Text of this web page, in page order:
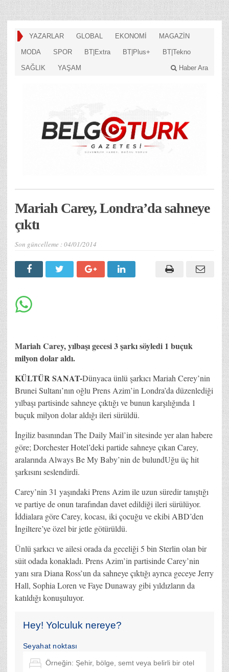
YAZARLAR GLOBAL EKONOMİ MAGAZİN
MODA SPOR BT|Extra BT|Plus+ BT|Tekno
SAĞLIK YAŞAM Haber Ara
Mariah Carey, Londra’da sahneye
çıktı
Son güncelleme :04/01/2014
Mariah Carey, yılbaşı gecesi 3 şarkı söyledi 1 buçuk
milyon dolar aldı.
KÜLTÜR SANAT-Dünyaca ünlü şarkıcı Mariah Cerey’nin
Brunei Sultanı’nın oğlu Prens Azim’in Londra’da düzenlediği
yılbaşı partisinde sahneye çıktığı ve bunun karşılığında 1
buçuk milyon dolar aldığı ileri sürüldü.
İngiliz basınından The Daily Mail’in sitesinde yer alan habere
göre; Dorchester Hotel’deki partide sahneye çıkan Carey,
aralarında Always Be My Baby’nin de bulundUğu üç hit
şarkısını seslendirdi.
Carey’nin 31 yaşındaki Prens Azim ile uzun süredir tanıştığı
ve partiye de onun tarafından davet edildiği ileri sürülüyor.
İddialara göre Carey, kocası, iki çocuğu ve ekibi ABD’den
İngiltere’ye özel bir jetle götürüldü.
Ünlü şarkıcı ve ailesi orada da geceliği 5 bin Sterlin olan bir
süit odada konakladı. Prens Azim’in partisinde Carey’nin
yanı sıra Diana Ross’un da sahneye çıktığı ayrıca geceye Jerry
Hall, Sophia Loren ve Faye Dunaway gibi yıldızların da
katıldığı konuşuluyor.
Hey! Yolculuk nereye?
Seyahat noktası